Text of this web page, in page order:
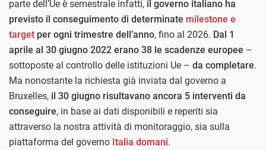
parte dell’Ue è semestrale infatti, il governo italiano ha
previsto il conseguimento di determinate milestone e
target per ogni trimestre dell’anno, fino al 2026. Dal 1
aprile al 30 giugno 2022 erano 38 le scadenze europee –
sottoposte al controllo delle istituzioni Ue – da completare.
Ma nonostante la richiesta già inviata dal governo a
Bruxelles, il 30 giugno risultavano ancora 5 interventi da
conseguire, in base ai dati disponibili e reperiti sia
attraverso la nostra attività di monitoraggio, sia sulla
piattaforma del governo Italia domani.